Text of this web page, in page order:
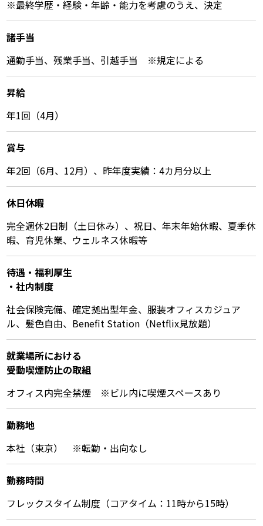
※最終学歴・経験・年齢・能力を考慮のうえ、決定
諸⼿当
通勤手当、残業手当、引越手当 ※規定による
昇給
年1回（4月）
賞与
年2回（6月、12月）、昨年度実績：4カ月分以上
休⽇休暇
完全週休2日制（土日休み）、祝日、年末年始休暇、夏季休
暇、育児休業、ウェルネス休暇等
待遇・福利厚⽣
・社内制度
社会保険完備、確定拠出型年金、服装オフィスカジュア
ル、髪色自由、Benefit Station（Netflix見放題）
就業場所における
受動喫煙防⽌の取組
オフィス内完全禁煙 ※ビル内に喫煙スペースあり
勤務地
本社（東京） ※転勤・出向なし
勤務時間
フレックスタイム制度（コアタイム：11時から15時）